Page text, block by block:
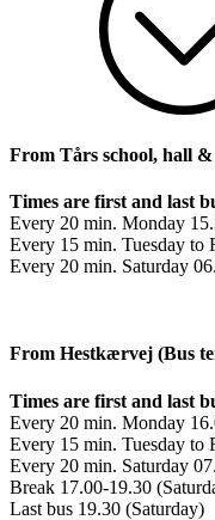
From Tårs school, hall
Times are first and last
Every 20 min. Monday
Every 15 min. Tuesday to
Every 20 min. Saturday
From Hestkærvej (Bus
Times are first and last
Every 20 min. Monday
Every 15 min. Tuesday to
Every 20 min. Saturday
Break 17.00-19.30
Last bus 19.30 (Saturday)